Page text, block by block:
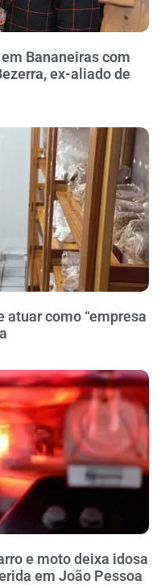
Bananeiras com
ex-aliado de
atuar como “empresa
e moto deixa idosa
em João Pessoa